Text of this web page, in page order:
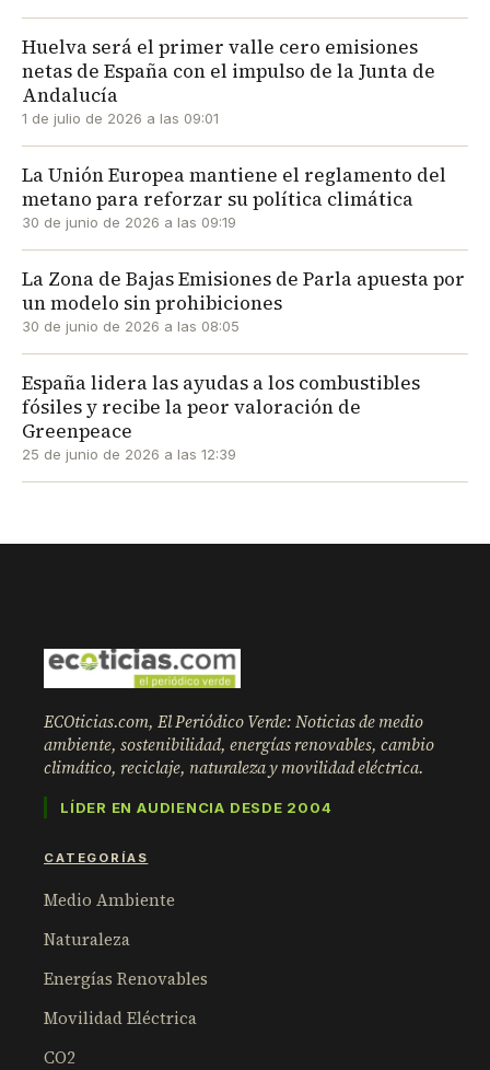
Huelva será el primer valle cero emisiones
netas de España con el impulso de la Junta de
Andalucía
1 de julio de 2026 a las 09:01
La Unión Europea mantiene el reglamento del
metano para reforzar su política climática
30 de junio de 2026 a las 09:19
La Zona de Bajas Emisiones de Parla apuesta por
un modelo sin prohibiciones
30 de junio de 2026 a las 08:05
España lidera las ayudas a los combustibles
fósiles y recibe la peor valoración de
Greenpeace
25 de junio de 2026 a las 12:39
ECOticias.com, El Periódico Verde: Noticias de medio
ambiente, sostenibilidad, energías renovables, cambio
climático, reciclaje, naturaleza y movilidad eléctrica.
LÍDER EN AUDIENCIA DESDE 2004
CATEGORÍAS
Medio Ambiente
Naturaleza
Energías Renovables
Movilidad Eléctrica
CO2